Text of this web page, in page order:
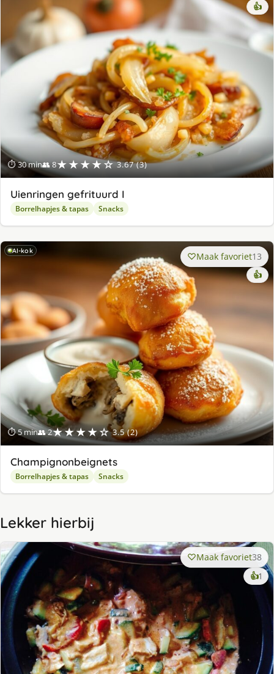
⏱ 30 min👥 8★★★★☆ 3.67 (3)
👍
Uienringen gefrituurd I
Borrelhapjes & tapas Snacks
AI-kok
⏱ 5 min👥 2★★★★☆ 3.5 (2)
Maak favoriet13
👍
Champignonbeignets
Borrelhapjes & tapas Snacks
Lekker hierbij
Maak favoriet38
👍1